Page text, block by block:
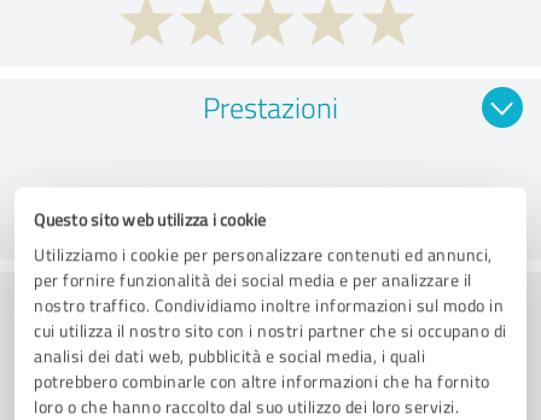
Questo sito web utilizza i cookie
Utilizziamo i cookie per personalizzare contenuti ed annunci,
per fornire funzionalità dei social media e per analizzare il
nostro traffico. Condividiamo inoltre informazioni sul modo in
cui utilizza il nostro sito con i nostri partner che si occupano di
analisi dei dati web, pubblicità e social media, i quali
potrebbero combinarle con altre informazioni che ha fornito
loro o che hanno raccolto dal suo utilizzo dei loro servizi.
Prestazioni
Consulenza